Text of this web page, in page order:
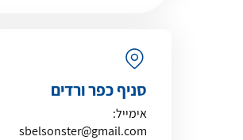
סניף כפר ורדים
אימייל:
sbelsonster@gmail.com